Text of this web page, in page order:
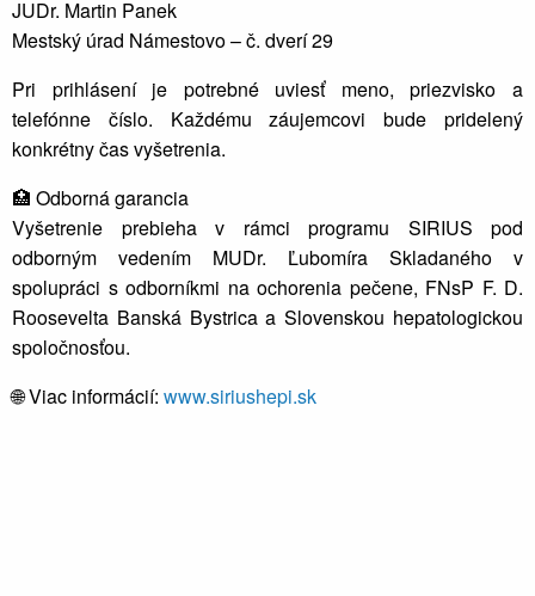
JUDr. Martin Panek
Mestský úrad Námestovo – č. dverí 29
Pri prihlásení je potrebné uviesť meno, priezvisko a
telefónne číslo. Každému záujemcovi bude pridelený
konkrétny čas vyšetrenia.
🏥 Odborná garancia
Vyšetrenie prebieha v rámci programu SIRIUS pod
odborným vedením MUDr. Ľubomíra Skladaného v
spolupráci s odborníkmi na ochorenia pečene, FNsP F. D.
Roosevelta Banská Bystrica a Slovenskou hepatologickou
spoločnosťou.
🌐Viac informácií: www.siriushepi.sk